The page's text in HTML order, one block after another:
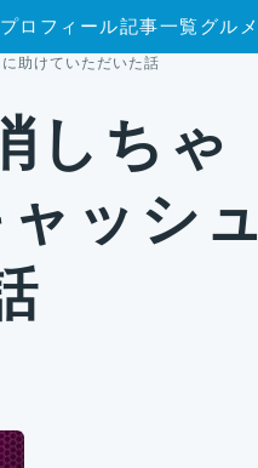
プロフィール記事一覧グルメ
助けていただいた話
しちゃ
ッシュ